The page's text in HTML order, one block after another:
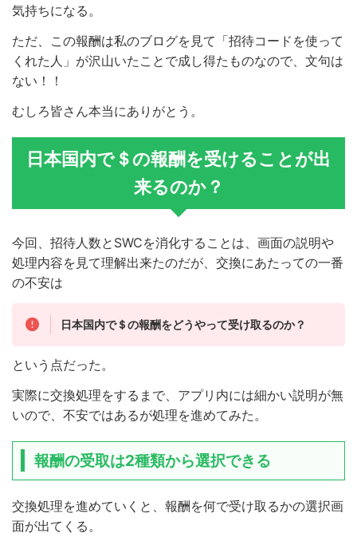
気持ちになる。
ただ、この報酬は私のブログを見て「招待コードを使って
くれた人」が沢山いたことで成し得たものなので、文句は
ない！！
むしろ皆さん本当にありがとう。
日本国内で＄の報酬を受けることが出
来るのか？
今回、招待人数とSWCを消化することは、画面の説明や
処理内容を見て理解出来たのだが、交換にあたっての一番
の不安は
日本国内で＄の報酬をどうやって受け取るのか？
という点だった。
実際に交換処理をするまで、アプリ内には細かい説明が無
いので、不安ではあるが処理を進めてみた。
報酬の受取は2種類から選択できる
交換処理を進めていくと、報酬を何で受け取るかの選択画
面が出てくる。